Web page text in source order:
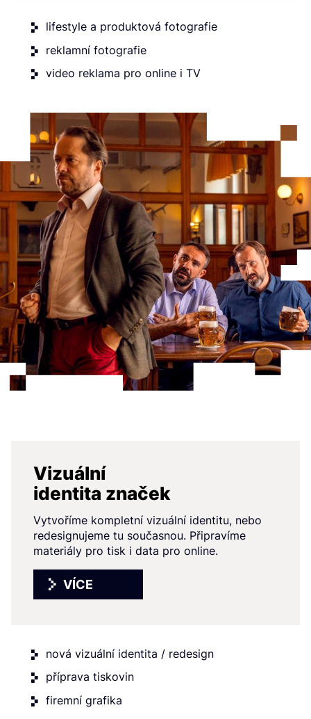
lifestyle a produktová fotografie
reklamní fotografie
video reklama pro online i TV
Vizuální
identita značek
Vytvoříme kompletní vizuální identitu, nebo
redesignujeme tu současnou. Připravíme
materiály pro tisk i data pro online.
VÍCE
nová vizuální identita / redesign
příprava tiskovin
firemní grafika